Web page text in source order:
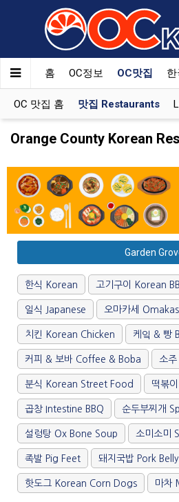
홈 OC정보 OC맛집
OC 맛집 홈 맛집 Restaurants
Orange County Korean
Garden
한식 Korean 고기구이 Korean
일식 Japanese 오마카세
치킨 Korean Chicken 케잌 & 빵
커피 & 보바 Coffee & Boba 소
분식 Korean Street Food 떡볶
곱창 Intestine BBQ 순두부찌개
설렁탕 Ox Bone Soup 소미소미
족발 Pig Feet 돼지국밥 Pork
핫도그 Korean Corn Dogs 마차